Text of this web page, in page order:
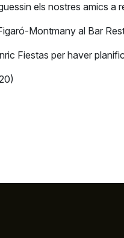
els nostres amics a
Montmany al Bar
Fiestas per haver